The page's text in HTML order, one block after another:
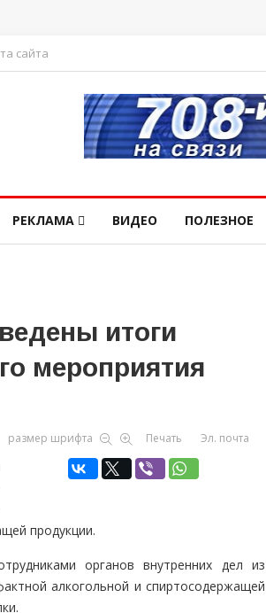
сайта
РЕКЛАМА ВИДЕО ПОЛЕЗНОЕ
итоги
мероприятия
размер шрифта Печать Эл. почта
продукции.
органов внутренних дел из
алкогольной и спиртосодержащей